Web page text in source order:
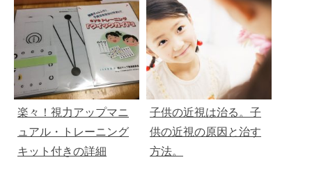
楽々！視力アップマニ
ュアル・トレーニング
キット付きの詳細
子供の近視は治る。子
供の近視の原因と治す
方法。